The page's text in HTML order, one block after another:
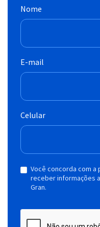
Nome
E-mail
Celular
Você concorda com
receber informações
Gran.